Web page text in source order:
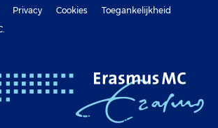
Privacy Cookies
Toegankelijkheid